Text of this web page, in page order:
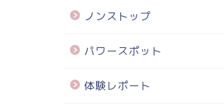
ノンストップ
パワースポット
体験レポート